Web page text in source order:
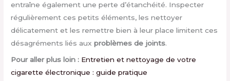
entraîne également une perte d’étanchéité. Inspecter
régulièrement ces petits éléments, les nettoyer
délicatement et les remettre bien à leur place limitent ces
désagréments liés auxproblèmes de joints.
Pour aller plus loin : Entretien et nettoyage de votre
cigarette électronique : guide pratique